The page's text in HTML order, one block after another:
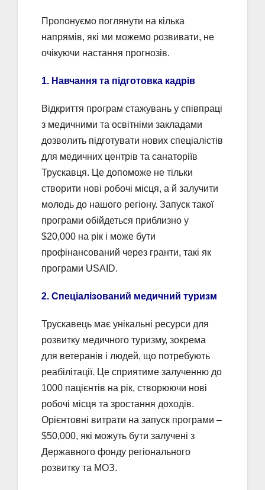
Пропонуємо поглянути на кілька
напрямів, які ми можемо розвивати, не
очікуючи настання прогнозів.
1. Навчання та підготовка кадрів
Відкриття програм стажувань у співпраці
з медичними та освітніми закладами
дозволить підготувати нових спеціалістів
для медичних центрів та санаторіїв
Трускавця. Це допоможе не тільки
створити нові робочі місця, а й залучити
молодь до нашого регіону. Запуск такої
програми обійдеться приблизно у
$20,000 на рік і може бути
профінансований через гранти, такі як
програми USAID.
2. Спеціалізований медичний туризм
Трускавець має унікальні ресурси для
розвитку медичного туризму, зокрема
для ветеранів і людей, що потребують
реабілітації. Це сприятиме залученню до
1000 пацієнтів на рік, створюючи нові
робочі місця та зростання доходів.
Орієнтовні витрати на запуск програми –
$50,000, які можуть бути залучені з
Державного фонду регіонального
розвитку та МОЗ.